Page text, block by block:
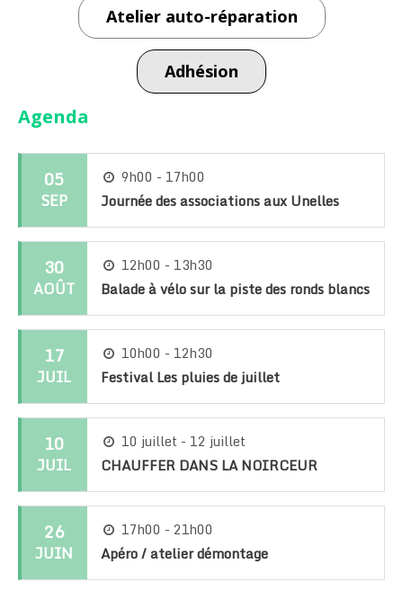
Atelier auto-réparation
Adhésion
Agenda
05
SEP
9h00 - 17h00
Journée des associations aux Unelles
30
AOÛT
12h00 - 13h30
Balade à vélo sur la piste des ronds blancs
17
JUIL
10h00 - 12h30
Festival Les pluies de juillet
10
JUIL
10 juillet - 12 juillet
CHAUFFER DANS LA NOIRCEUR
26
JUIN
17h00 - 21h00
Apéro / atelier démontage